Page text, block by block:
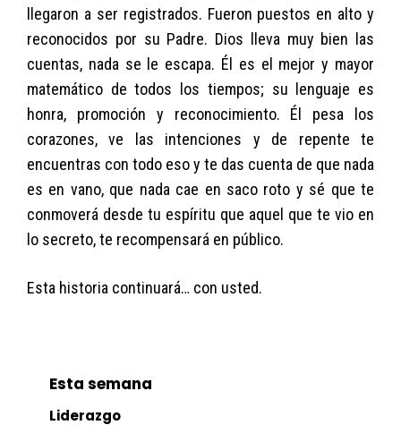
llegaron a ser registrados. Fueron puestos en alto y
reconocidos por su Padre. Dios lleva muy bien las
cuentas, nada se le escapa. Él es el mejor y mayor
matemático de todos los tiempos; su lenguaje es
honra, promoción y reconocimiento. Él pesa los
corazones, ve las intenciones y de repente te
encuentras con todo eso y te das cuenta de que nada
es en vano, que nada cae en saco roto y sé que te
conmoverá desde tu espíritu que aquel que te vio en
lo secreto, te recompensará en público.
Esta historia continuará… con usted.
Esta semana
Liderazgo